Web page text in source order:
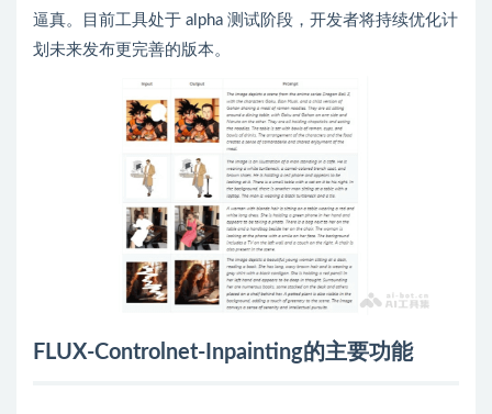
逼真。目前工具处于 alpha 测试阶段，开发者将持续优化计
划未来发布更完善的版本。
FLUX-Controlnet-Inpainting的主要功能